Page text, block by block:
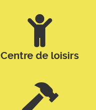
Centre de loisirs